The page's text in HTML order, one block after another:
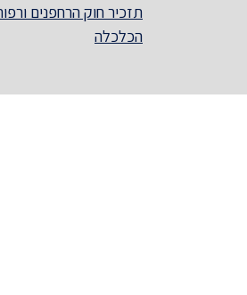
תזכיר חוק הרחפנים
הכלכלה